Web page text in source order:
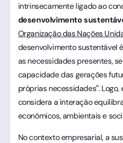
intrinsecamente ligado ao
desenvolvimento
Organização das Nações
desenvolvimento sustentável
as necessidades presentes,
capacidade das gerações
próprias necessidades”.
considera a interação
econômicos, ambientais e
No contexto empresarial, a